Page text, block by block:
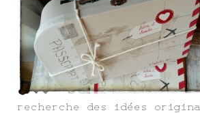
recherche des idées